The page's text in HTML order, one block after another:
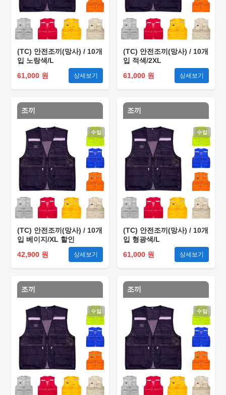
(TC) 안전조끼(망사) / 10개
입 노랑색/L
61,000 원
상세보기
(TC) 안전조끼(망사) / 10개
입 적색/2XL
61,000 원
상세보기
조끼
수입
(TC) 안전조끼(망사) / 10개
입 베이지/XL 할인
42,900 원
상세보기
조끼
수입
(TC) 안전조끼(망사) / 10개
입 형광색/L
61,000 원
상세보기
조끼
수입
조끼
수입